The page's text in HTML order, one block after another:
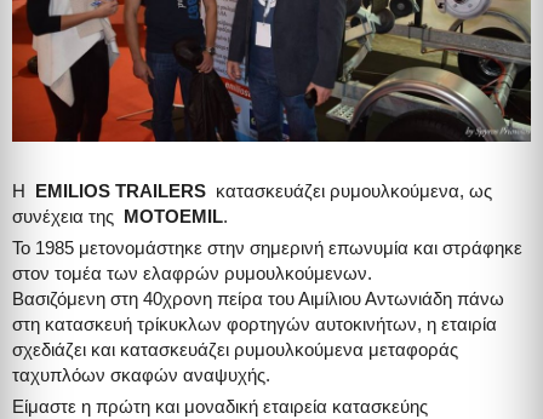
Η EMILIOS TRAILERS κατασκευάζει ρυμουλκούμενα, ως
συνέχεια της
MOTOEMIL.
Το 1985 μετονομάστηκε στην σημερινή επωνυμία και στράφηκε
στον τομέα των ελαφρών ρυμουλκούμενων.
Βασιζόμενη στη 40χρονη πείρα του Αιμίλιου Αντωνιάδη πάνω
στη κατασκευή τρίκυκλων φορτηγών αυτοκινήτων, η εταιρία
σχεδιάζει και κατασκευάζει ρυμουλκούμενα μεταφοράς
ταχυπλόων σκαφών αναψυχής.
Είμαστε η πρώτη και μοναδική εταιρεία κατασκεύης